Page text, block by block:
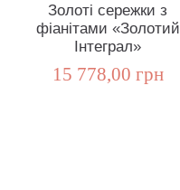
Золоті сережки з
фіанітами «Золотий
Інтеграл»
15 778,00 грн